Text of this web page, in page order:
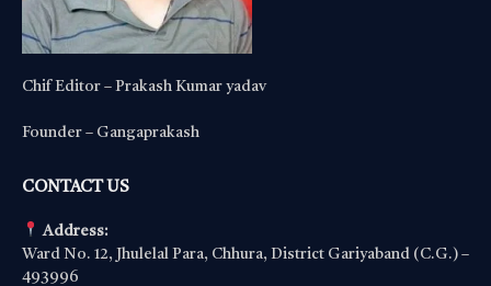
Chif Editor – Prakash Kumar yadav
Founder – Gangaprakash
CONTACT US
Address:
Ward No. 12, Jhulelal Para, Chhura, District Gariyaband (C.G.) –
493996